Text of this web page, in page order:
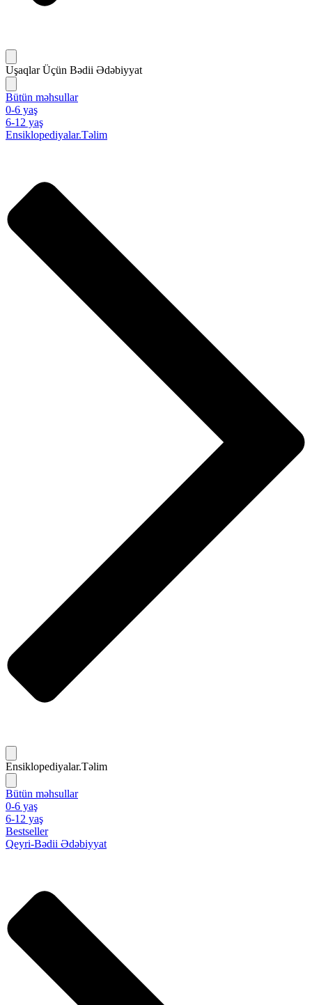
Uşaqlar Üçün Bədii Ədəbiyyat
Bütün məhsullar
0-6 yaş
6-12 yaş
Ensiklopediyalar.Təlim
Ensiklopediyalar.Təlim
Bütün məhsullar
0-6 yaş
6-12 yaş
Bestseller
Qeyri-Bədii Ədəbiyyat